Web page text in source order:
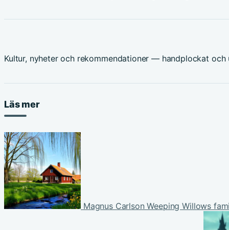
Kultur, nyheter och rekommendationer — handplockat
Läs mer
Magnus Carlson Weeping Willows